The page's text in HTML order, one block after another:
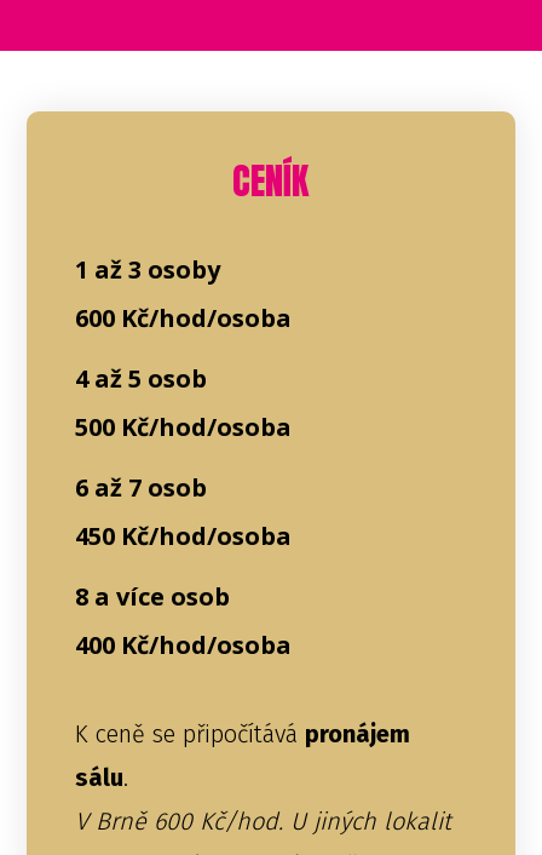
CENÍK
1 až 3 osoby
600 Kč/hod/osoba
4 až 5 osob
500 Kč/hod/osoba
6 až 7 osob
450 Kč/hod/osoba
8 a více osob
400 Kč/hod/osoba
K ceně se připočítává pronájem
sálu.
V Brně 600 Kč/hod. U jiných lokalit